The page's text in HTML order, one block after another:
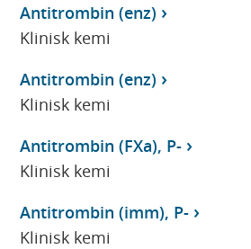
Antitrombin (enz)
Klinisk kemi
Antitrombin (enz)
Klinisk kemi
Antitrombin (FXa), P-
Klinisk kemi
Antitrombin (imm), P-
Klinisk kemi